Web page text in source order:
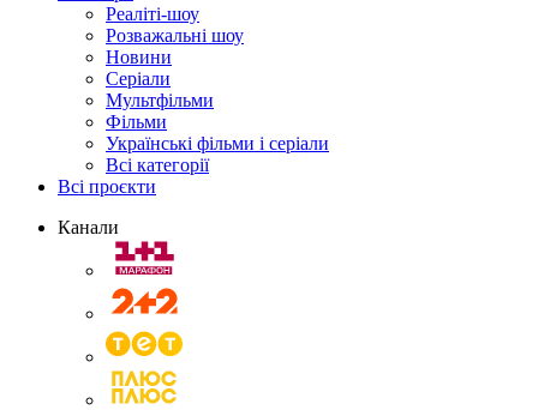
Реаліті-шоу
Розважальні шоу
Новини
Серіали
Мультфільми
Фільми
Українські фільми і серіали
Всі категорії
Всі проєкти
Канали